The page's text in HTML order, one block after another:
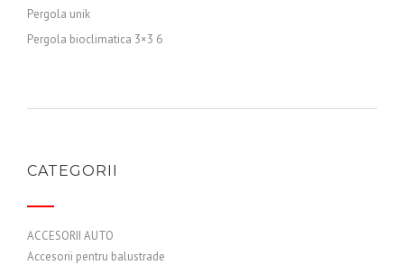
Pergola unik
Pergola bioclimatica 3×3 6
CATEGORII
ACCESORII AUTO
Accesorii pentru balustrade